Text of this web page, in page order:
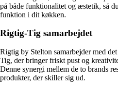
på både funktionalitet og æstetik, så
funktion i dit køkken.
Rigtig-Tig samarbejdet
Rigtig by Stelton samarbejder med
Tig, der bringer friskt pust og
Denne synergi mellem de to brands
produkter, der skiller sig ud.